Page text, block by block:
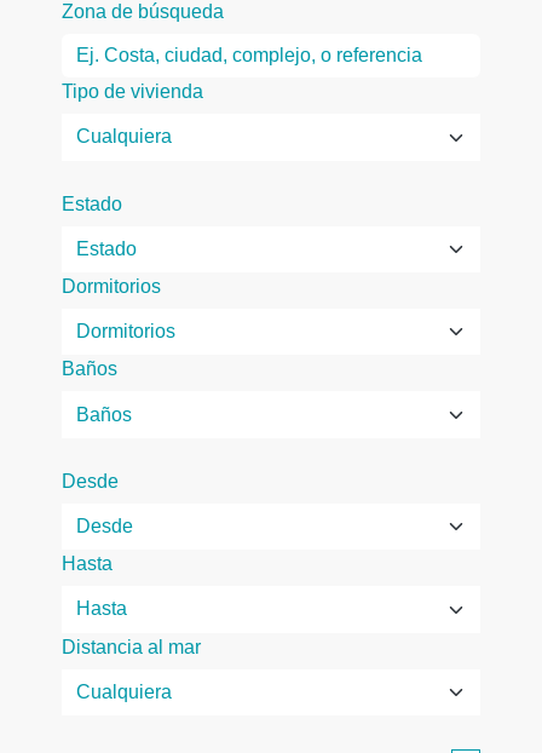
Zona de búsqueda
Tipo de vivienda
Estado
Dormitorios
Baños
Desde
Hasta
Distancia al mar